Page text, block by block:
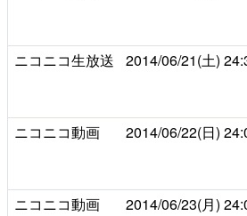
ニコニコ生放送 2014/06/21(土)
ニコニコ動画 2014/06/22(日)
ニコニコ動画 2014/06/23(月)